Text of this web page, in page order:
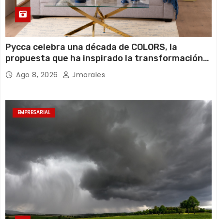
Pycca celebra una década de COLORS, la
propuesta que ha inspirado la transformación
de miles de hogares ecuatorianos
Ago 8, 2026 Jmorales
EMPRESARIAL